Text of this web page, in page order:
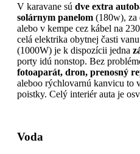
V karavane sú dve extra
solárnym panelom (180w), za
alebo v kempe cez kábel na
celá elektrika obytnej časti
(1000W) je k dispozícii jedna
porty idú nonstop. Bez
fotoaparát, dron, prenosný
aleboo rýchlovarnú kanvicu to
poistky. Celý interiér auta je
Voda